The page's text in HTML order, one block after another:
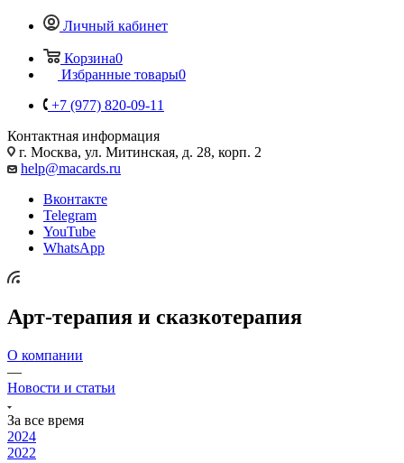
Личный кабинет
Корзина0
Избранные товары0
+7 (977) 820-09-11
Контактная информация
г. Москва, ул. Митинская, д. 28, корп. 2
help@macards.ru
Вконтакте
Telegram
YouTube
WhatsApp
Арт-терапия и сказкотерапия
О компании
—
Новости и статьи
За все время
2024
2022